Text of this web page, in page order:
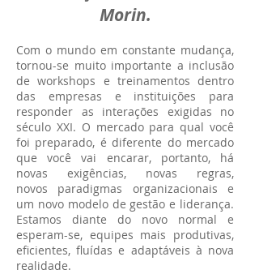
Morin.
Com o mundo em constante mudança,
tornou-se muito importante a inclusão
de workshops e treinamentos dentro
das empresas e instituições para
responder as interações exigidas no
século XXI. O mercado para qual você
foi preparado, é diferente do mercado
que você vai encarar, portanto, há
novas exigências, novas regras,
novos paradigmas organizacionais e
um novo modelo de gestão e liderança.
Estamos diante do novo normal e
esperam-se, equipes mais produtivas,
eficientes, fluídas e adaptáveis à nova
realidade.